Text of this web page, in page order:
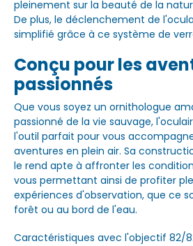
pleinement sur la beauté de la
De plus, le déclenchement de
simplifié grâce à ce système de
Conçu pour les
passionnés
Que vous soyez un ornithologue
passionné de la vie sauvage,
l'outil parfait pour vous
aventures en plein air. Sa
le rend apte à affronter les
vous permettant ainsi de profiter
expériences d'observation, que ce
forêt ou au bord de l'eau.
Caractéristiques avec l'objectif 82/